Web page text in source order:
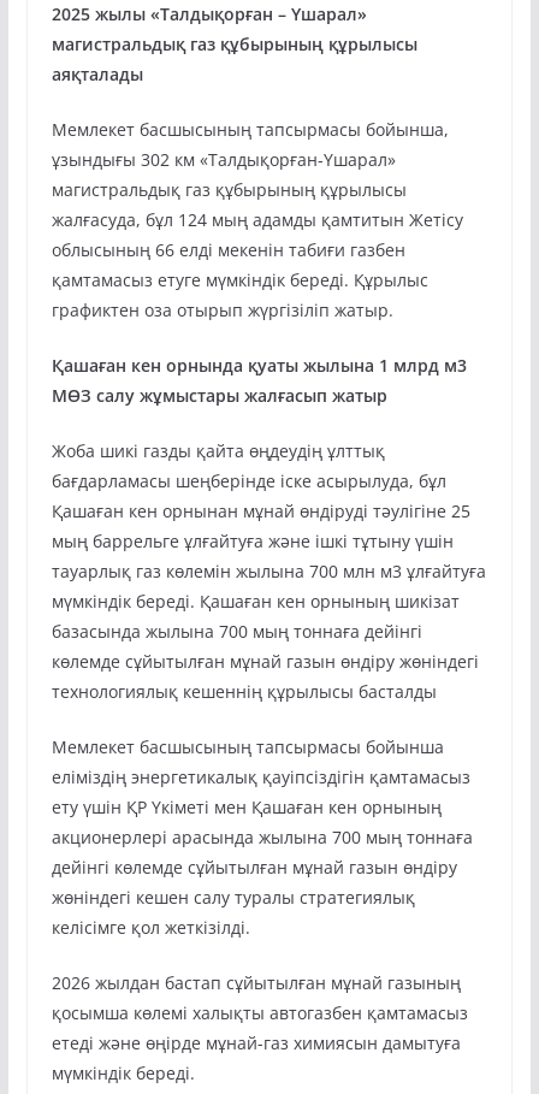
2025 жылы «Талдықорған – Үшарал»
магистральдық газ құбырының құрылысы
аяқталады
Мемлекет басшысының тапсырмасы бойынша,
ұзындығы 302 км «Талдықорған-Үшарал»
магистральдық газ құбырының құрылысы
жалғасуда, бұл 124 мың адамды қамтитын Жетісу
облысының 66 елді мекенін табиғи газбен
қамтамасыз етуге мүмкіндік береді. Құрылыс
графиктен оза отырып жүргізіліп жатыр.
Қашаған кен орнында қуаты жылына 1 млрд м3
МӨЗ салу жұмыстары жалғасып жатыр
Жоба шикі газды қайта өңдеудің ұлттық
бағдарламасы шеңберінде іске асырылуда, бұл
Қашаған кен орнынан мұнай өндіруді тәулігіне 25
мың баррельге ұлғайтуға және ішкі тұтыну үшін
тауарлық газ көлемін жылына 700 млн м3 ұлғайтуға
мүмкіндік береді. Қашаған кен орнының шикізат
базасында жылына 700 мың тоннаға дейінгі
көлемде сұйытылған мұнай газын өндіру жөніндегі
технологиялық кешеннің құрылысы басталды
Мемлекет басшысының тапсырмасы бойынша
еліміздің энергетикалық қауіпсіздігін қамтамасыз
ету үшін ҚР Үкіметі мен Қашаған кен орнының
акционерлері арасында жылына 700 мың тоннаға
дейінгі көлемде сұйытылған мұнай газын өндіру
жөніндегі кешен салу туралы стратегиялық
келісімге қол жеткізілді.
2026 жылдан бастап сұйытылған мұнай газының
қосымша көлемі халықты автогазбен қамтамасыз
етеді және өңірде мұнай-газ химиясын дамытуға
мүмкіндік береді.